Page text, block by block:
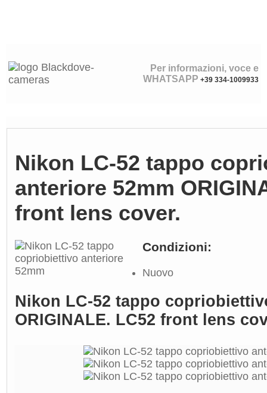
Per informazioni, voce e
WHATSAPP +39 334-1009933
Nikon LC-52 tappo
anteriore 52mm
front lens cover.
Condizioni:
Nuovo
Nikon LC-52 tappo
ORIGINALE. LC52 front lens